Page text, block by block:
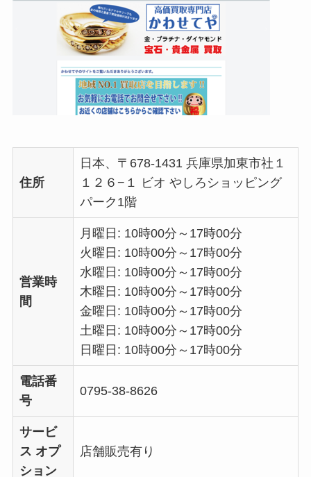
住所
日本、〒678-1431 兵庫県加東市社１
１２６−１ ビオ やしろショッピング
パーク1階
営業時
間
月曜日: 10時00分～17時00分
火曜日: 10時00分～17時00分
水曜日: 10時00分～17時00分
木曜日: 10時00分～17時00分
金曜日: 10時00分～17時00分
土曜日: 10時00分～17時00分
日曜日: 10時00分～17時00分
電話番
号
0795-38-8626
サービ
ス オプ
ション
店舗販売有り